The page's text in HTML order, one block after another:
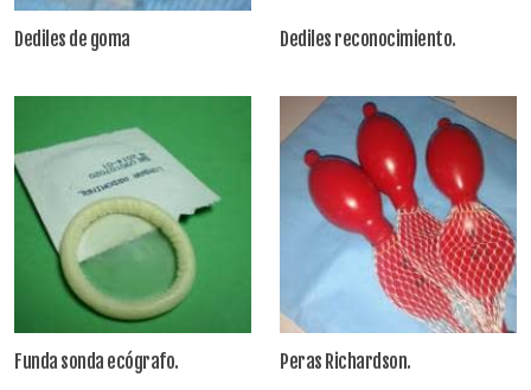
Dediles de goma Dediles reconocimiento.
Funda sonda ecógrafo. Peras Richardson.